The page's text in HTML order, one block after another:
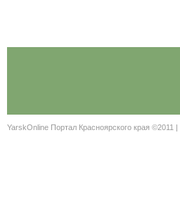
YarskOnline Портал Красноярского края ©2011 |